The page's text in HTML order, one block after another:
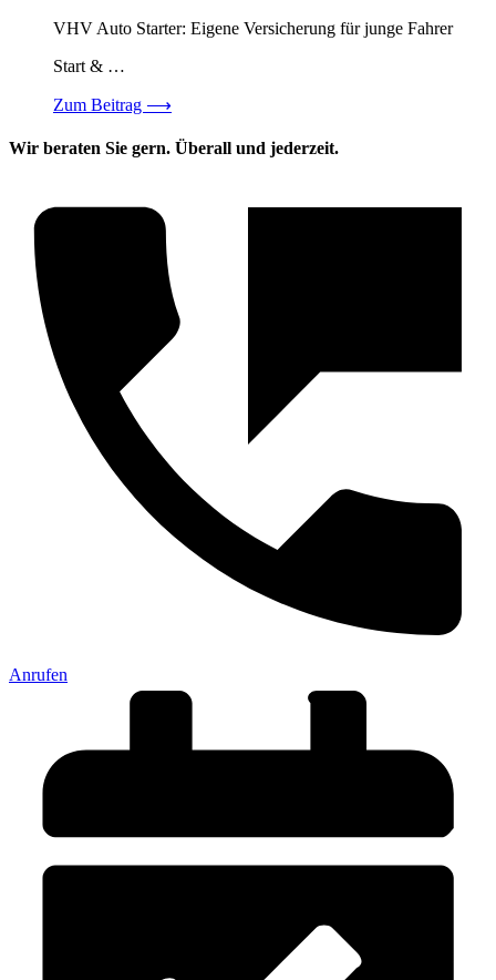
VHV Auto Starter: Eigene Versicherung für junge Fahrer
Start & …
Zum Beitrag ⟶
Wir beraten Sie gern. Überall und jederzeit.
Anrufen